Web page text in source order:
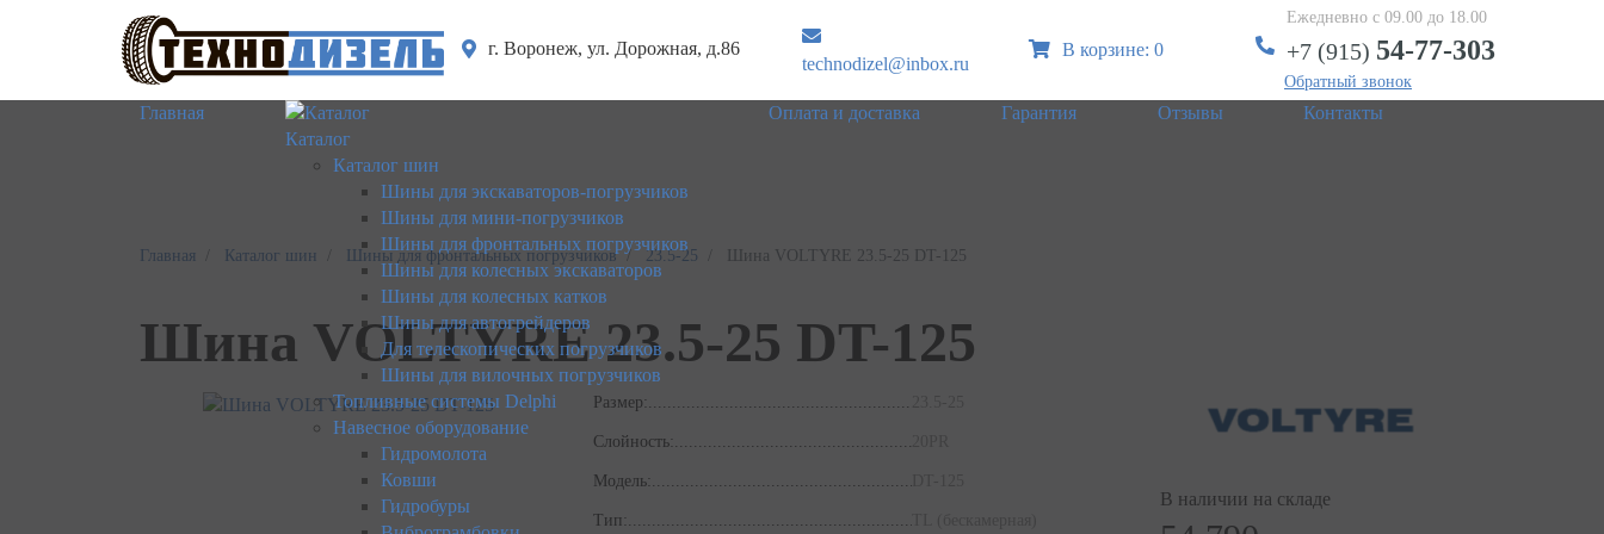
г. Воронеж, ул. Дорожная, д.86
technodizel@inbox.ru
В корзине: 0
Ежедневно с 09.00 до 18.00
+7 (915) 54-77-303
Обратный звонок
Главная
Каталог
Каталог шин
Шины для экскаваторов-погрузчиков
Шины для мини-погрузчиков
Шины для фронтальных погрузчиков
Шины для колесных экскаваторов
Шины для колесных катков
Шины для автогрейдеров
Для телескопических погрузчиков
Шины для вилочных погрузчиков
Топливные системы Delphi
Навесное оборудование
Гидромолота
Ковши
Гидробуры
Оплата и доставка Гарантия Отзывы Контакты
Главная Каталог шин Шины для фронтальных погрузчиков 23.5-25 Шина VOLTYRE 23.5-25 DT-125
Шина VOLTYRE 23.5-25 DT-125
Размер:
Слойность:
Модель:
Тип:
В наличии на складе